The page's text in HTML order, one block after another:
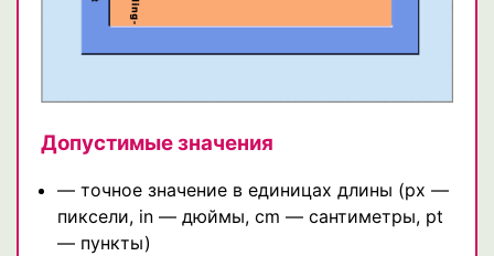
Допустимые значения
— точное значение в единицах длины (px —
пиксели, in — дюймы, cm — сантиметры, pt
— пункты)